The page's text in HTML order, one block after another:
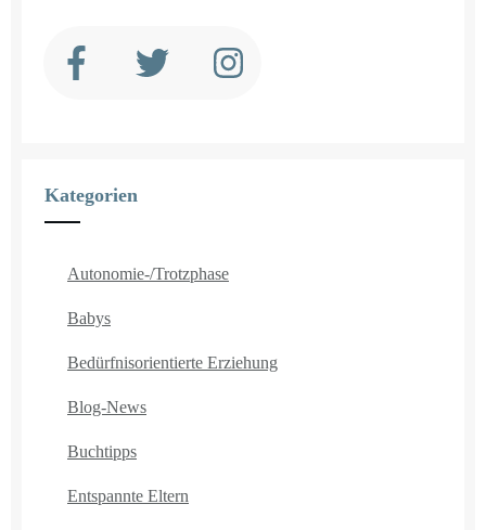
Kategorien
Autonomie-/Trotzphase
Babys
Bedürfnisorientierte Erziehung
Blog-News
Buchtipps
Entspannte Eltern